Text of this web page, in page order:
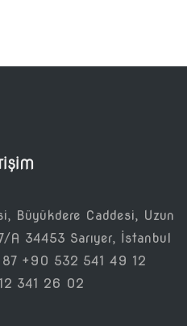
Büyükdere Caddesi, Uzun
A 34453 Sarıyer, İstanbul
+90 532 541 49 12
341 26 02